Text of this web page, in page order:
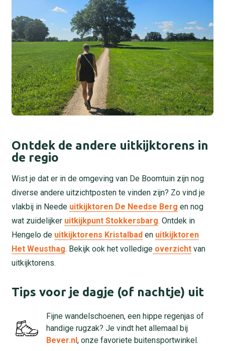
Ontdek de andere uitkijktorens in
de regio
Wist je dat er in de omgeving van De Boomtuin zijn nog
diverse andere uitzichtposten te vinden zijn? Zo vind je
vlakbij in Neede uitkijktoren De Needse Berg en nog
wat zuidelijker uitkijkpunt Stokkersbarg. Ontdek in
Hengelo de uitkijktorens Kristalbad en uitkijktoren
Het Weusthag. Bekijk ook het volledige overzicht van
uitkijktorens.
Tips voor je dagje (of nachtje) uit
Fijne wandelschoenen, een hippe regenjas of
handige rugzak? Je vindt het allemaal bij
Bever.nl , onze favoriete buitensportwinkel.